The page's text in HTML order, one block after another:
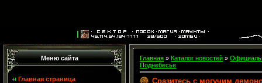
Меню сайта
Главная страница
Главная » Каталог новостей »
Поднебесье
Сразитесь с могучим